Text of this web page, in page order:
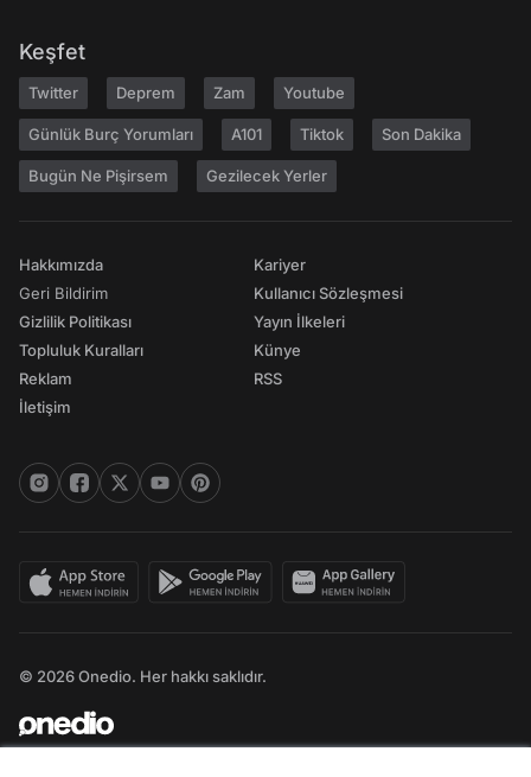
Keşfet
Twitter Deprem Zam Youtube
Günlük Burç Yorumları A101 Tiktok Son Dakika
Bugün Ne Pişirsem Gezilecek Yerler
Hakkımızda
Geri Bildirim
Gizlilik Politikası
Topluluk Kuralları
Reklam
İletişim
Kariyer
Kullanıcı Sözleşmesi
Yayın İlkeleri
Künye
RSS
© 2026 Onedio. Her hakkı saklıdır.